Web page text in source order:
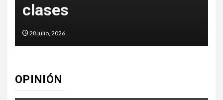
Mujeres
27 julio, 2026
OPINIÓN